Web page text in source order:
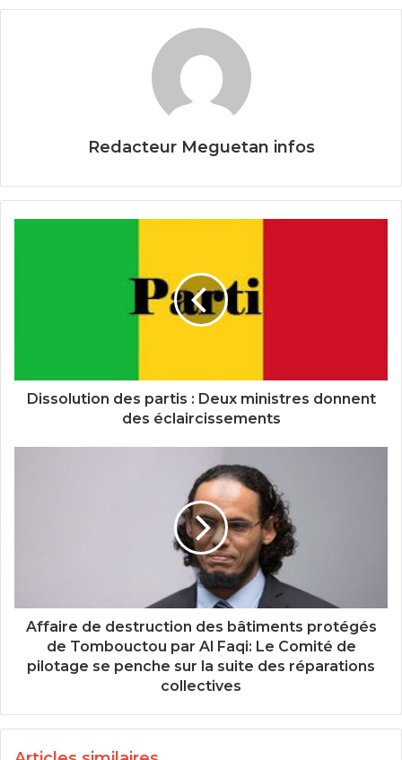
o
Redacteur Meguetan infos
Dissolution des partis : Deux ministres donnent
des éclaircissements
Affaire de destruction des bâtiments protégés
de Tombouctou par Al Faqi: Le Comité de
pilotage se penche sur la suite des réparations
collectives